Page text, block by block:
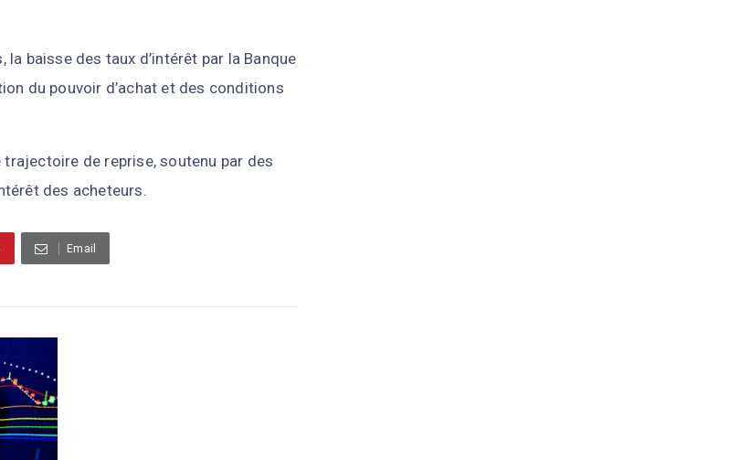
baisse des taux d’intérêt par la Banque
du pouvoir d’achat et des conditions
de reprise, soutenu par des
des acheteurs.
Email